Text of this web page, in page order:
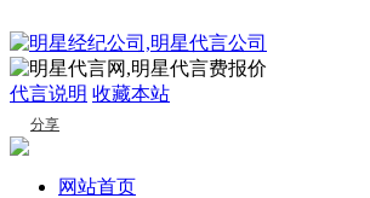
代言说明 收藏本站
分享
网站首页